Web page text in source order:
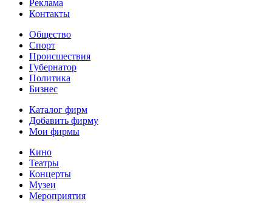
Реклама
Контакты
Общество
Спорт
Происшествия
Губернатор
Политика
Бизнес
Каталог фирм
Добавить фирму
Мои фирмы
Кино
Театры
Концерты
Музеи
Мероприятия